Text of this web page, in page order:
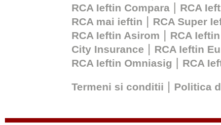
RCA Ieftin Compara
RCA
RCA mai ieftin
RCA Super
RCA Ieftin Asirom
RCA
City Insurance
RCA Ieftin
RCA Ieftin Omniasig
RCA
Termeni si conditii Politica